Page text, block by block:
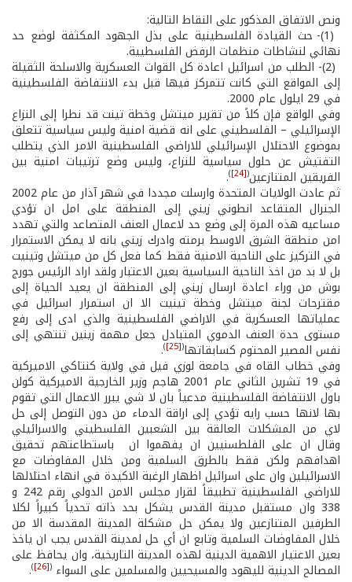
ونص الاتفاق المذكور على النقاط التالية:
(1)- حث القيادة الفلسطينية على بذل الجهود المكثفة لوضع حد
نهائي لنشاطات منظمات الرفض الفلسطيية.
(2)- الطلب من اسرائيل اعادة كل القوات العسكرية والاسلحة الثقيلة
إلى المواقع التي كانت تتمركز فيها قبل بدء الانتفاضة الفلسطينية
في 29 ايلول عام 2000.
وفي الواقع فإن كلاً من تقرير ميتشل وخطة تينت قد نطرا إلى النزاع
الإسرائيلي – الفلسطيني على انه قضية امنية وليس سياسية تتعلق
بموضوع الاحتلال الإسرائيلي للاراضي الفلسطينية الامر الذي يتطلب
التفتيش عن حلول سياسية للنزاع، وليس وضع ترتيبات امنية بين
الفريقين المتنازعين(
[24]
)
.
ثم عادت الولايات المتحدة وارسلت مجددا في شهر آذار من عام 2002
الجنرال المتقاعد انطوني زيني إلى المنطقة على امل ان تؤدي
مساعيه هذه المرة إلى وضع حد لاعمال العنف المتصاعد والتي تهدد
امن منطقة الشرق الاوسط برمته وادرك زيني بانه لا يمكن الاستمرار
في التركيز على الناحية الامنية فقط كما فعل كل من ميتشل وتينيت
بل لا بد من اخذ الناحية السياسية بعين الاعتبار ولقد اراد الرئيس جورج
بوش من وراء اعادة ارسال زيني إلى المنطقة ان يعيد الحياة إلى
مقترحات لجنة ميتشل وخطة تينيت الا ان استمرار اسرائيل في
عملياتها العسكرية في الاراضي الفلسطينية والذي ادى إلى رفع
مستوى حدة العنف الدموي المتبادل جعل مهمة زينين تنتهي إلى
نفس المصير المحتوم كسابقاتها(
[25]
)
.
وفي خطاب القاه في جامعة لوزي فيل في ولاية كنتاكي الاميركية
في 19 تشرين الثاني عام 2001 هاجم وزير الخارجية الاميركية كولن
باول الانتفاضة الفلسطينية مدعياً بان لا شي يبرر الاعمال التي تقوم
بها لانها حسب رايه تؤدي إلى اراقة الدماء من دون التوصل إلى حل
لاي من المشكلات العالقة بين الشعبين الفلسطيني والاسرائيلي
وقال ان على الفلطسنيين ان يفهموا ان باستطاعتهم تحقيق
اهدافهم ولكن فقط بالطرق السلمية ومن خلال المفاوضات مع
الاسرائيلين وان على اسرائيل اظهار الرغبة الاكيدة في انهاء احتلالها
للاراضي الفلسطينية تطبيقاً لقرار مجلس الامن الدولي رقم 242 و
338 وان مستقبل مدينة القدس يشكل بحد ذاته تحدياً كبيراً لكلا
الطرفين المتنازعين ولا يمكن حل مشكلة المدينة المقدسة الا من
خلال المفاوضات السلمية وتابع ان أي حل لمدينة القدس يجب ان ياخذ
بعين الاعتيار الاهمية الدينية لهذه المدينة التاريخية، وان يحافظ على
المصالح الدينية لليهود والمسيحيين والمسلمين على السواء (
[26]
)
.